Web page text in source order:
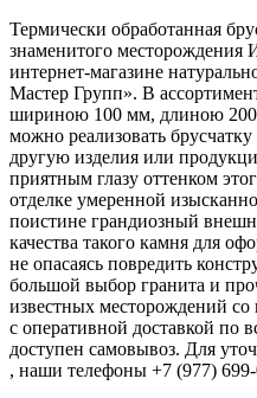
Термически обработанная
знаменитого
интернет-магазине
Мастер Групп». В
шириною 100 мм, длиною
можно реализовать
другую изделия или
приятным глазу оттенком
отделке умеренной
поистине грандиозный
качества такого камня для
не опасаясь повредить
большой выбор гранита и
известных месторождений
с оперативной доставкой по
доступен самовывоз. Для
, наши телефоны +7 (977)